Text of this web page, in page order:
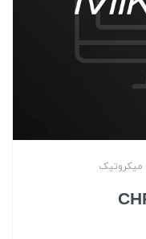
میکروتیک